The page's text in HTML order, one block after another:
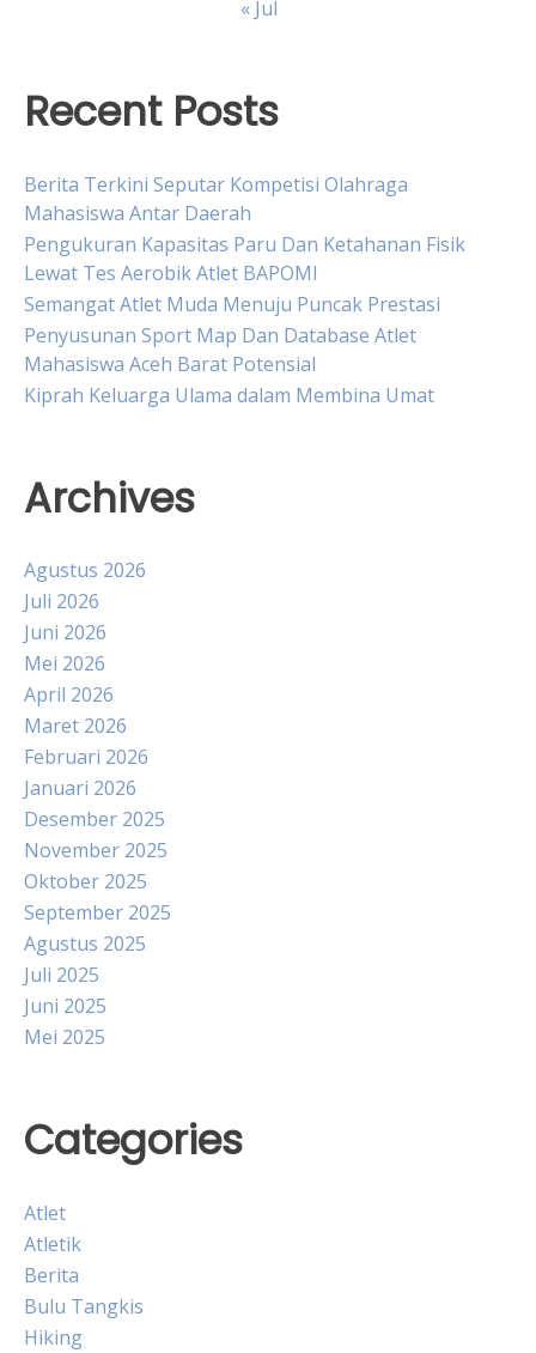
« Jul
Recent Posts
Berita Terkini Seputar Kompetisi Olahraga
Mahasiswa Antar Daerah
Pengukuran Kapasitas Paru Dan Ketahanan Fisik
Lewat Tes Aerobik Atlet BAPOMI
Semangat Atlet Muda Menuju Puncak Prestasi
Penyusunan Sport Map Dan Database Atlet
Mahasiswa Aceh Barat Potensial
Kiprah Keluarga Ulama dalam Membina Umat
Archives
Agustus 2026
Juli 2026
Juni 2026
Mei 2026
April 2026
Maret 2026
Februari 2026
Januari 2026
Desember 2025
November 2025
Oktober 2025
September 2025
Agustus 2025
Juli 2025
Juni 2025
Mei 2025
Categories
Atlet
Atletik
Berita
Bulu Tangkis
Hiking